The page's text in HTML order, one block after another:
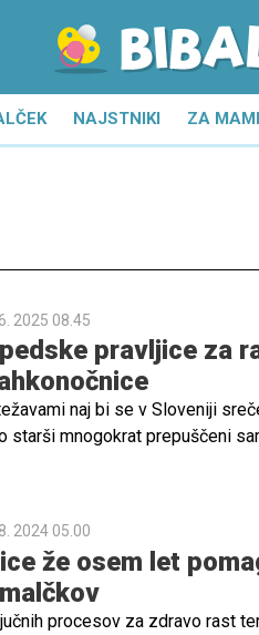
NAJSTNIKI ZA MAMI
2025 08.45
pravljice za
naj bi se v Sloveniji
starši mnogokrat prepuščeni
s še več vajami za
12 Logopedskim
skupaj z logopedinjo Moniko
Interpretirajo jih znani
bodo tri četrtke zapored,
2024 05.00
že osem let
procesov za zdravo rast